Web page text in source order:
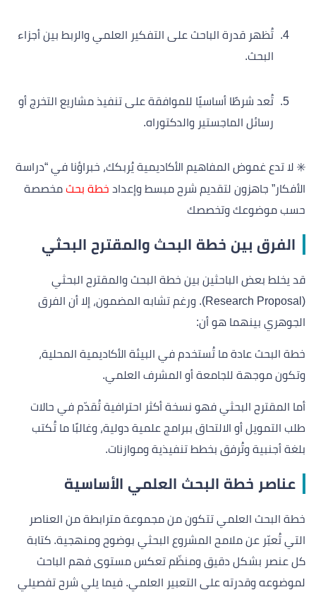
تُظهر قدرة الباحث على التفكير العلمي والربط بين أجزاء
البحث.
تُعد شرطًا أساسيًا للموافقة على تنفيذ مشاريع التخرج أو
رسائل الماجستير والدكتوراه.
✳️ لا تدع غموض المفاهيم الأكاديمية يُربكك، خبراؤنا في “دراسة
الأفكار” جاهزون لتقديم شرح مبسط وإعداد خطة بحث مخصصة
حسب موضوعك وتخصصك
الفرق بين خطة البحث والمقترح البحثي
قد يخلط بعض الباحثين بين خطة البحث والمقترح البحثي
(Research Proposal). ورغم تشابه المضمون، إلا أن الفرق
الجوهري بينهما هو أن:
خطة البحث عادة ما تُستخدم في البيئة الأكاديمية المحلية،
وتكون موجهة للجامعة أو المشرف العلمي.
أما المقترح البحثي فهو نسخة أكثر احترافية تُقدّم في حالات
طلب التمويل أو الالتحاق ببرامج علمية دولية، وغالبًا ما تُكتب
بلغة أجنبية وتُرفق بخطط تنفيذية وموازنات.
عناصر خطة البحث العلمي الأساسية
خطة البحث العلمي تتكون من مجموعة مترابطة من العناصر
التي تُعبّر عن ملامح المشروع البحثي بوضوح ومنهجية. كتابة
كل عنصر بشكل دقيق ومنظّم تعكس مستوى فهم الباحث
لموضوعه وقدرته على التعبير العلمي. فيما يلي شرح تفصيلي